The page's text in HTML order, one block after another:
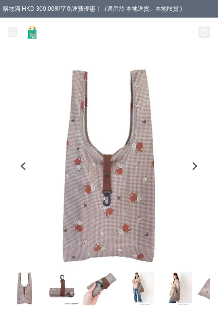
購物滿 HKD 300.00即享免運費優惠！（適用於 本地送貨、本地取貨 )